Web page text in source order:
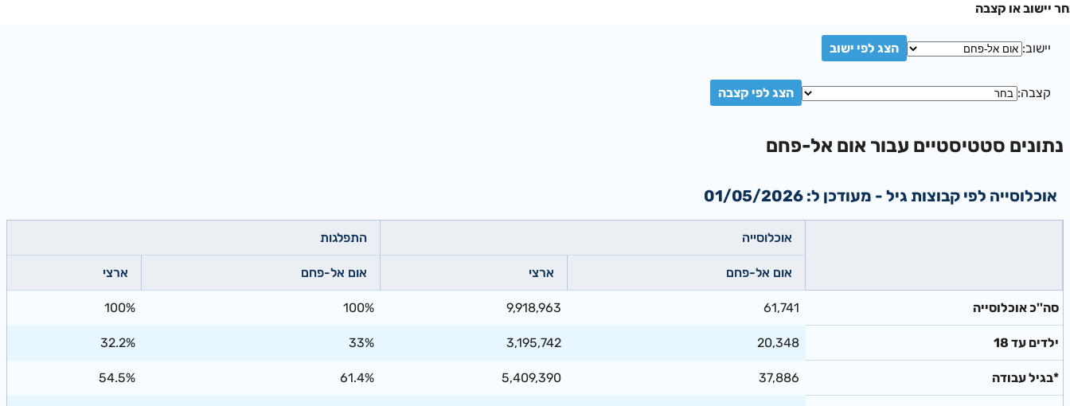
יישוב או קצבה
יישוב:
קצבה:
נתונים סטטיסטיים עבור אום אל-פחם
אוכלוסייה לפי קבוצות גיל - מעודכן ל: 01/05/2026
אוכלוסייה התפלגות
אום אל-פחם ארצי אום אל-פחם ארצי
סה''כ אוכלוסייה 61,741
9,918,963
100%
100%
ילדים עד 18 20,348
3,195,742
33%
32.2%
*בגיל עבודה 37,886
5,409,390
61.4%
54.5%